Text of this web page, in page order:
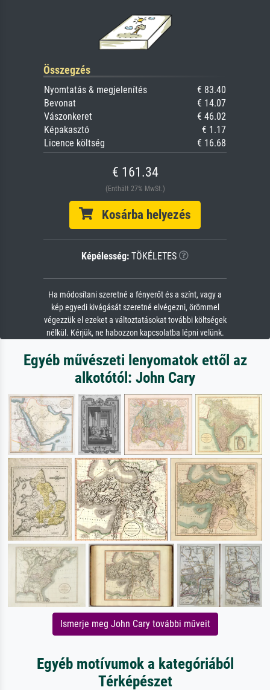
Összegzés
Nyomtatás & megjelenítés
€ 83.40
Bevonat
€ 14.07
Vászonkeret
€ 46.02
Képakasztó
€ 1.17
Licence költség
€ 16.68
€ 161.34
(Enthält 27% MwSt.)
Kosárba helyezés
Képélesség: TÖKÉLETES
Ha módosítani szeretné a fényerőt és a színt, vagy a
kép egyedi kivágását szeretné elvégezni, örömmel
végezzük el ezeket a változtatásokat további költségek
nélkül. Kérjük, ne habozzon kapcsolatba lépni velünk.
Egyéb művészeti lenyomatok ettől az
alkotótól: John Cary
Ismerje meg John Cary további műveit
Egyéb motívumok a kategóriából
Térképészet